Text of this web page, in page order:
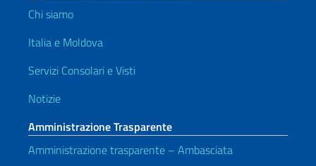
Chi siamo
Italia e Moldova
Servizi Consolari e Visti
Notizie
Amministrazione Trasparente
Amministrazione trasparente – Ambasciata